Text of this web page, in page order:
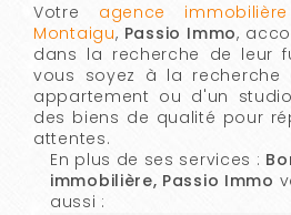
Votre agence
Montaigu, Passio Immo,
dans la recherche de leur
vous soyez à la recherche
appartement ou d'un
des biens de qualité pour
attentes.
En plus de ses services :
immobilière, Passio Immo
aussi :